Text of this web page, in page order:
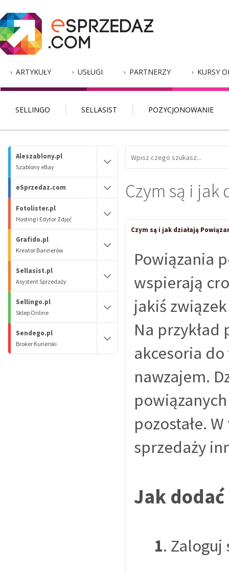
ARTYKUŁY USŁUGI PARTNERZY KURSY
SELLINGO SELLASIST POZYCJONOWANIE
Aleszablony.pl
Szablony eBay
eSprzedaz.com
Fotolister.pl
Hosting i Edytor Zdjęć
Grafido.pl
Kreator Bannerów
Sellasist.pl
Asystent Sprzedaży
Sellingo.pl
Sklep Online
Sendego.pl
Broker Kurierski
Czym są i jak
Czym są i jak działają
Powiązania
wspierają
jakiś
Na
akcesoria
nawzajem.
pozostałe.
sprzedaży
Jak
1.